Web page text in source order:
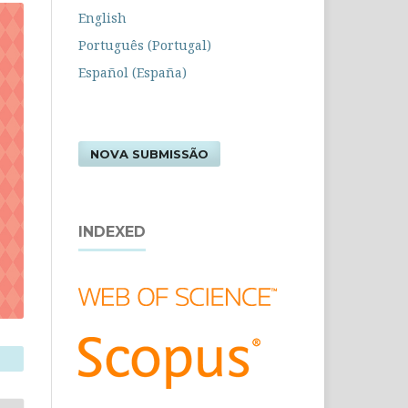
English
Português (Portugal)
Español (España)
NOVA SUBMISSÃO
INDEXED